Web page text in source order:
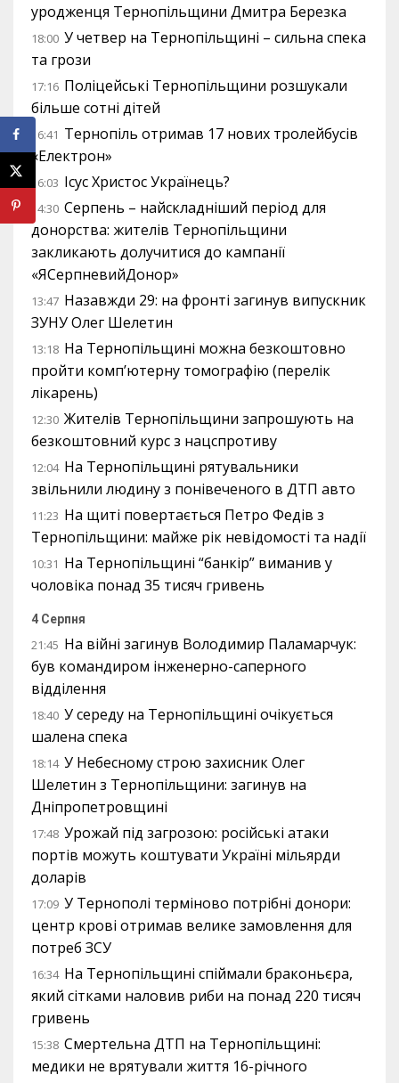
уродженця Тернопільщини Дмитра Березка
18:00 У четвер на Тернопільщині – сильна спека
та грози
17:16 Поліцейські Тернопільщини розшукали
більше сотні дітей
16:41 Тернопіль отримав 17 нових тролейбусів
«Електрон»
16:03 Ісус Христос Українець?
14:30 Серпень – найскладніший період для
донорства: жителів Тернопільщини
закликають долучитися до кампанії
«ЯСерпневийДонор»
13:47 Назавжди 29: на фронті загинув випускник
ЗУНУ Олег Шелетин
13:18 На Тернопільщині можна безкоштовно
пройти комп’ютерну томографію (перелік
лікарень)
12:30 Жителів Тернопільщини запрошують на
безкоштовний курс з нацспротиву
12:04 На Тернопільщині рятувальники
звільнили людину з понівеченого в ДТП авто
11:23 На щиті повертається Петро Федів з
Тернопільщини: майже рік невідомості та надії
10:31 На Тернопільщині “банкір” виманив у
чоловіка понад 35 тисяч гривень
4 Серпня
21:45 На війні загинув Володимир Паламарчук:
був командиром інженерно-саперного
відділення
18:40 У середу на Тернопільщині очікується
шалена спека
18:14 У Небесному строю захисник Олег
Шелетин з Тернопільщини: загинув на
Дніпропетровщині
17:48 Урожай під загрозою: російські атаки
портів можуть коштувати Україні мільярди
доларів
17:09 У Тернополі терміново потрібні донори:
центр крові отримав велике замовлення для
потреб ЗСУ
16:34 На Тернопільщині спіймали браконьєра,
який сітками наловив риби на понад 220 тисяч
гривень
15:38 Смертельна ДТП на Тернопільщині:
медики не врятували життя 16-річного